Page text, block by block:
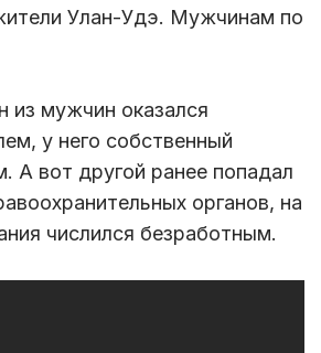
Улан-Удэ. Мужчинам по
из мужчин оказался
у него собственный
А вот другой ранее попадал
органов, на
числился безработным.